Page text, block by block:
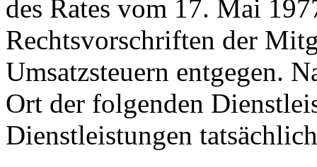
des Rates vom 17. Mai
Rechtsvorschriften der
Umsatzsteuern entgegen.
Ort der folgenden
Dienstleistungen